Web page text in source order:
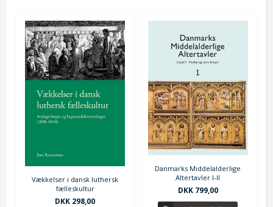
Vækkelser i dansk luthersk
fælleskultur
DKK 298,00
Danmarks Middelalderlige
Altertavler I-II
DKK 799,00